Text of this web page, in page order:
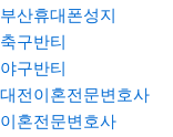
부산휴대폰성지
축구반티
야구반티
대전이혼전문변호사
이혼전문변호사